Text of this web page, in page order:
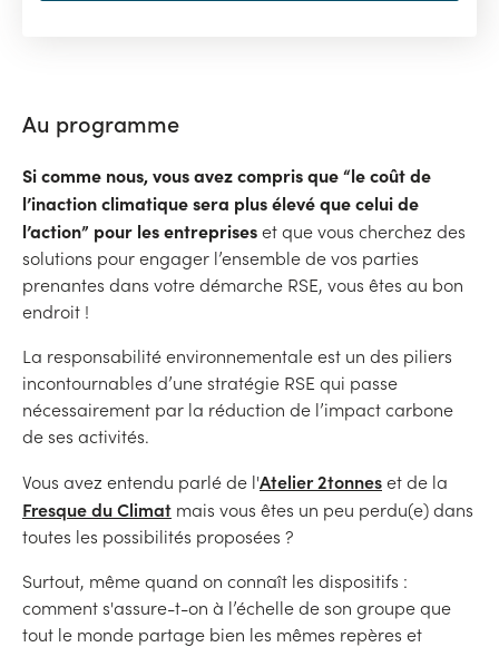
Au programme
Si comme nous, vous avez compris que “le coût de
l’inaction climatique sera plus élevé que celui de
l’action” pour les entrepriseset que vous cherchez des
solutions pour engager l’ensemble de vos parties
prenantes dans votre démarche RSE, vous êtes au bon
endroit !
La responsabilité environnementale est un des piliers
incontournables d’une stratégie RSE qui passe
nécessairement par la réduction de l’impact carbone
de ses activités.
Vous avez entendu parlé de l'Atelier 2tonneset de la
Fresque du Climat mais vous êtes un peu perdu(e) dans
toutes les possibilités proposées ?
Surtout, même quand on connaît les dispositifs :
comment s'assure-t-on à l’échelle de son groupe que
tout le monde partage bien les mêmes repères et